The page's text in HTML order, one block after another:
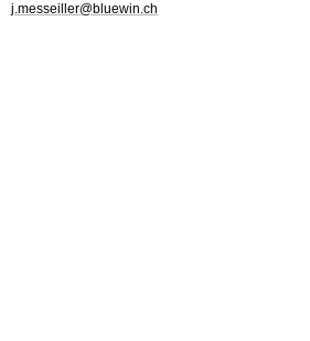
j.messeiller@bluewin.ch